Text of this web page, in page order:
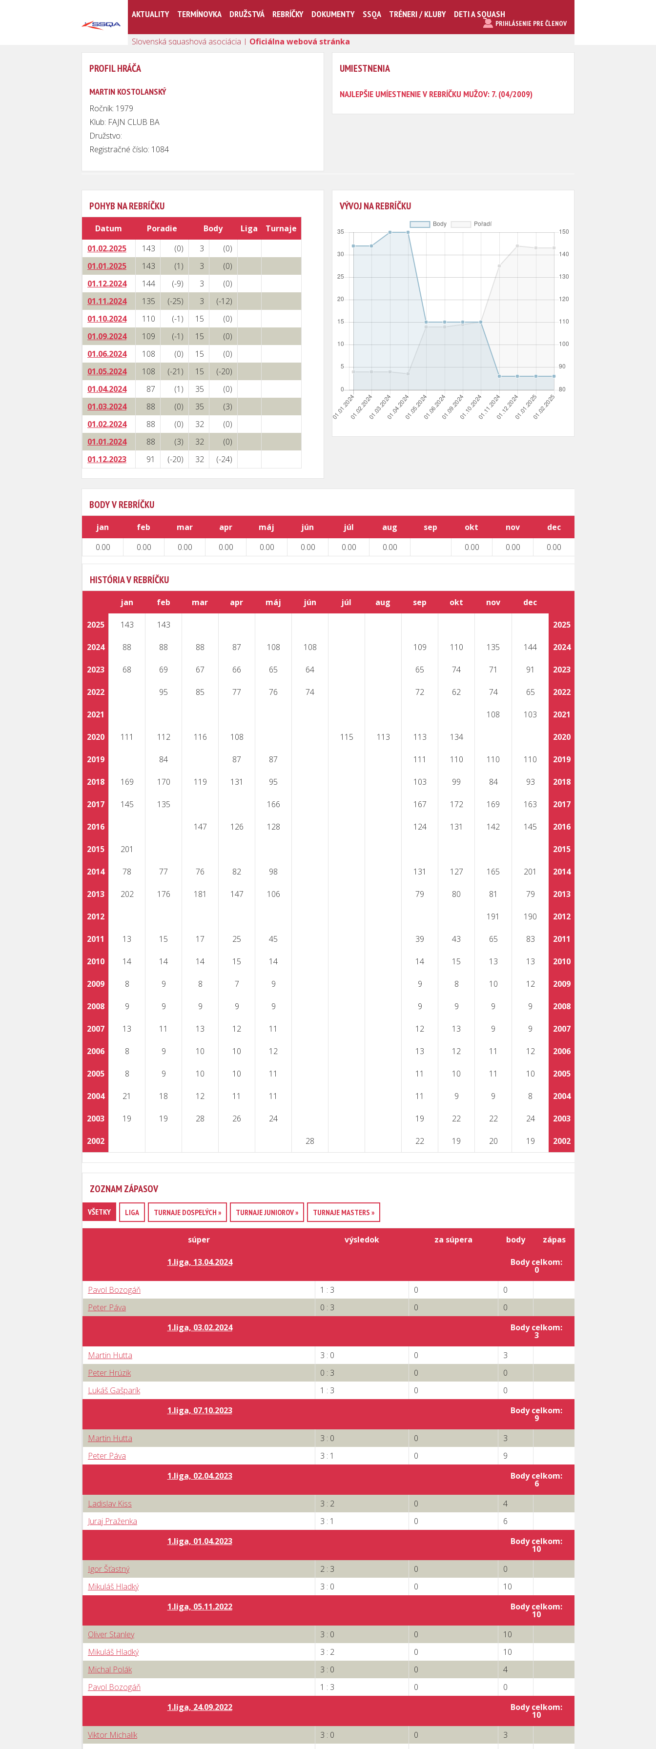
AKTUALITY TERMÍNOVKA DRUŽSTVÁ REBRÍČKY DOKUMENTY SSQA TRÉNERI / KLUBY DETI A SQUASH
PRIHLÁSENIE PRE ČLENOV
Slovenská squashová asociácia | Oficiálna webová stránka
PROFIL HRÁČA
MARTIN KOSTOLANSKÝ
Ročník: 1979
Klub: FAJN CLUB BA
Družstvo:
Registračné číslo: 1084
UMIESTNENIA
NAJLEPŠIE UMÍESTNENIE V REBRÍČKU MUŽOV: 7. (04/2009)
POHYB NA REBRÍČKU
Datum Poradie Body Liga
Turnaje
01.02.2025
143 (0) 3
(0)
01.01.2025
143 (1) 3
(0)
01.12.2024
144 (-9) 3
(0)
01.11.2024
135 (-25) 3
(-12)
01.10.2024
110 (-1) 15
(0)
01.09.2024
109 (-1) 15
(0)
01.06.2024
108 (0) 15
(0)
01.05.2024
108 (-21) 15
(-20)
01.04.2024
87 (1) 35
(0)
01.03.2024
88 (0) 35
(3)
01.02.2024
88 (0) 32
(0)
01.01.2024
88 (3) 32
(0)
01.12.2023
91 (-20) 32 (-24)
VÝVOJ NA REBRÍČKU
BODY V REBRÍČKU
jan feb mar apr máj jún júl aug sep okt nov
dec
0.00
0.00 0.00 0.00 0.00 0.00 0.00 0.00 0.00 0.00 0.00
HISTÓRIA V REBRÍČKU
jan feb mar apr máj jún júl aug sep okt nov dec
2025 143 143 2025
2024 88 88 88 87 108 108 109 110 135 144 2024
2023 68 69 67 66 65 64 65 74 71 91 2023
2022 95 85 77 76 74 72 62 74 65 2022
2021 108 103 2021
2020 111 112 116 108 115 113 113 134 2020
2019 84 87 87 111 110 110 110 2019
2018 169 170 119 131 95 103 99 84 93 2018
2017 145 135 166 167 172 169 163 2017
2016 147 126 128 124 131 142 145 2016
2015 201 2015
2014 78 77 76 82 98 131 127 165 201 2014
2013 202 176 181 147 106 79 80 81 79 2013
2012 191 190 2012
2011 13 15 17 25 45 39 43 65 83 2011
2010 14 14 14 15 14 14 15 13 13 2010
2009 8 9 8 7 9 9 8 10 12 2009
2008 9 9 9 9 9 9 9 9 9 2008
2007 13 11 13 12 11 12 13 9 9 2007
2006 8 9 10 10 12 13 12 11 12 2006
2005 8 9 10 10 11 11 10 11 10 2005
2004 21 18 12 11 11 11 9 9 8 2004
2003 19 19 28 26 24 19 22 22 24 2003
2002 28 22 19 20 19 2002
ZOZNAM ZÁPASOV
VŠETKY LIGA TURNAJE DOSPELÝCH » TURNAJE JUNIOROV » TURNAJE MASTERS »
súper výsledok za súpera body zápas
1.liga, 13.04.2024 Body celkom:
0
Pavol Bozogáň
1 : 3 0
0
Peter Páva
0 : 3 0
0
1.liga, 03.02.2024
Body celkom:
3
Martin Hutta
3 : 0 0
3
Peter Hrúzik
0 : 3 0
0
Lukáš Gašparík
1 : 3 0
0
1.liga, 07.10.2023
Body celkom:
9
Martin Hutta
3 : 0 0
3
Peter Páva
3 : 1 0
9
1.liga, 02.04.2023
Body celkom:
6
Ladislav Kiss
3 : 2 0
4
Juraj Praženka
3 : 1 0
6
1.liga, 01.04.2023
Body celkom:
10
Igor Šťastný
2 : 3 0
0
Mikuláš Hladký
3 : 0 0
10
1.liga, 05.11.2022
Body celkom:
10
Oliver Stanley
3 : 0 0
10
Mikuláš Hladký
3 : 2 0
10
Michal Polák
3 : 0 0
4
Pavol Bozogáň
1 : 3 0
0
1.liga, 24.09.2022
Body celkom:
10
Viktor Michalík
3 : 0 0
3